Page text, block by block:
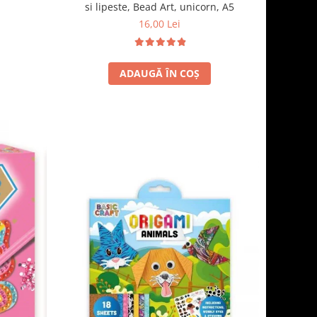
si lipeste, Bead Art, unicorn, A5
16,00 Lei
ADAUGĂ ÎN COȘ